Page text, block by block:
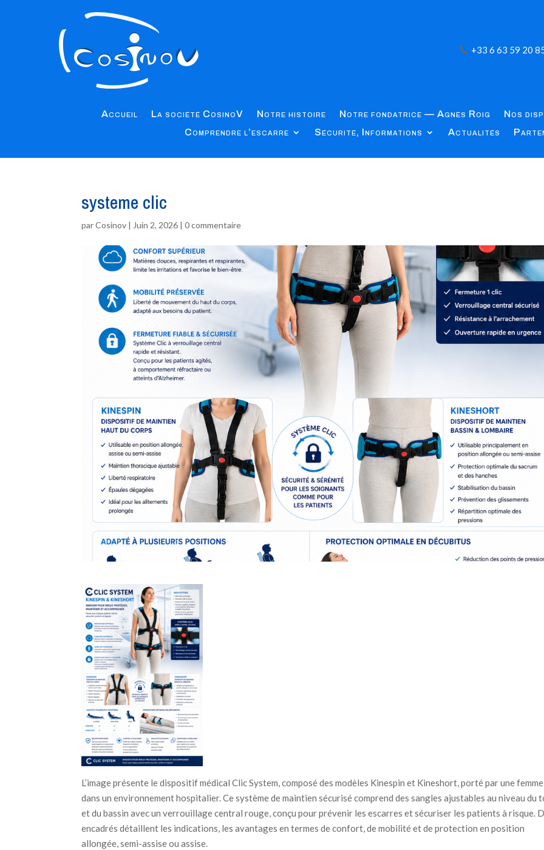
+33 6 63 59 20
Accueil La société CosinoV Notre histoire Notre fondatrice — Agnès Roig Nos
Comprendre l’escarre
Sécurité, Informations Actualités
systeme clic
parCosinov | Juin 2, 2026 |0 commentaire
L’image présente le dispositif médical Clic System, composé des modèles Kinespin et Kineshort, porté par une femme
dans un environnement hospitalier. Ce système de maintien sécurisé comprend des sangles ajustables au niveau du
et du bassin avec un verrouillage central rouge, conçu pour prévenir les escarres et sécuriser les patients à risque.
encadrés détaillent les indications, les avantages en termes de confort, de mobilité et de protection en position
allongée, semi-assise ou assise.